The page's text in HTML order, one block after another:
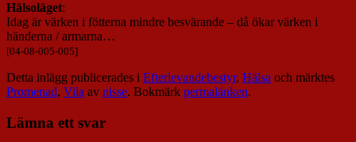
Hälsoläget:
Idag är värken i fötterna mindre besvärande – då ökar värken i
händerna / armarna…
[04-08-005-005]
Detta inlägg publicerades i Efterlevandebestyr, Hälsa och märktes
Promenad, Vila av nisse. Bokmärk permalänken.
Lämna ett svar